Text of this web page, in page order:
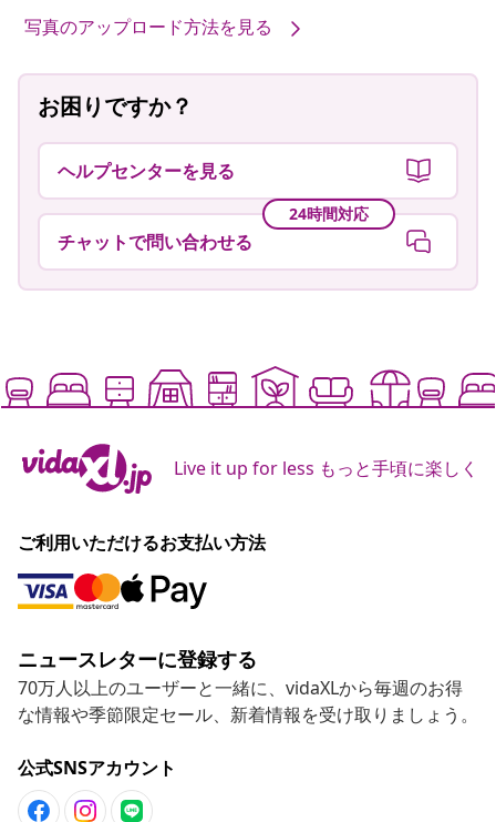
写真のアップロード方法を見る
お困りですか？
ヘルプセンターを見る
24時間対応
チャットで問い合わせる
Live it up for less もっと手頃に楽しく
ご利用いただけるお支払い方法
ニュースレターに登録する
70万人以上のユーザーと一緒に、vidaXLから毎週のお得
な情報や季節限定セール、新着情報を受け取りましょう。
公式SNSアカウント